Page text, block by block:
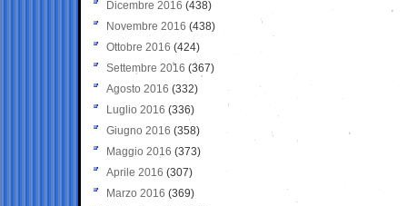
Dicembre 2016 (438)
Novembre 2016 (438)
Ottobre 2016 (424)
Settembre 2016 (367)
Agosto 2016 (332)
Luglio 2016 (336)
Giugno 2016 (358)
Maggio 2016 (373)
Aprile 2016 (307)
Marzo 2016 (369)